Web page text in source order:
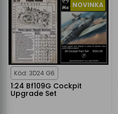
NOVINKA
Kód: 3D24 G6
1:24 Bf109G Cockpit
Upgrade Set